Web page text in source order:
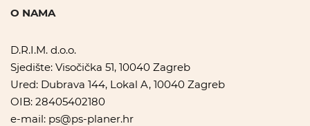
O NAMA
D.R.I.M. d.o.o.
Sjedište: Visočička 51, 10040 Zagreb
Ured: Dubrava 144, Lokal A, 10040 Zagreb
OIB: 28405402180
e-mail: ps@ps-planer.hr